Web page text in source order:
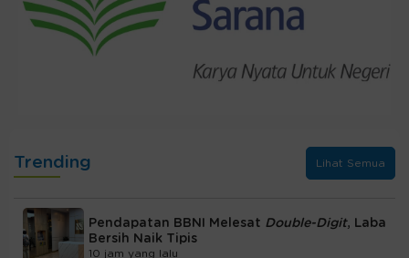
Trending Lihat Semua
Pendapatan BBNI Melesat Double-Digit, Laba
Bersih Naik Tipis
10 jam yang lalu